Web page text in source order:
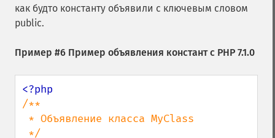
как будто константу объявили с ключевым словом
public.
Пример #6 Пример объявления констант с PHP 7.1.0
/**